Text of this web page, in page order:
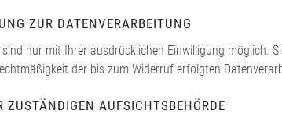
ZUR DATENVERARBEITUNG
nur mit Ihrer ausdrücklichen Einwilligung möglich.
der bis zum Widerruf erfolgten
ZUSTÄNDIGEN AUFSICHTSBEHÖRDE